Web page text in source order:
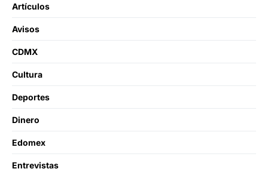
Artículos
Avisos
CDMX
Cultura
Deportes
Dinero
Edomex
Entrevistas